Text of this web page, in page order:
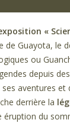
«
de Guayota, le
ou
depuis
aventures et
derrière la
éruption du